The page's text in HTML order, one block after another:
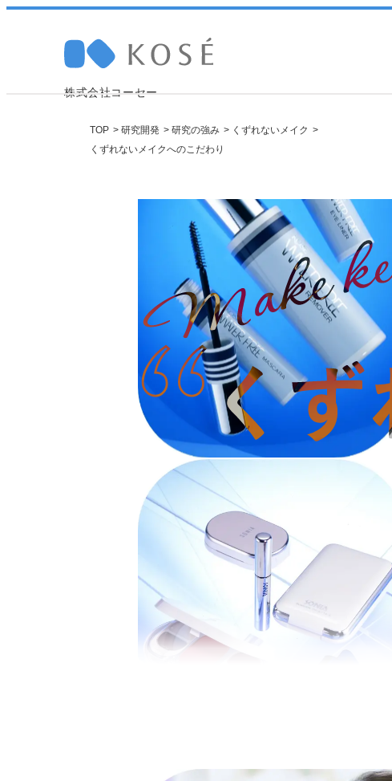
株式会社コーセー
Company
トップメッセージ
グループ会社・拠点
ビューティメッセージ
Sustainability
トップメッセージ
サステナビリティニュース
Research
研究ニュース
研究拠点
Recruit
職種紹介
データで見るコーセー
フォトギャラリー
TOP 研究開発 研究の強み
くずれないメイク
くずれないメイクへのこだわり